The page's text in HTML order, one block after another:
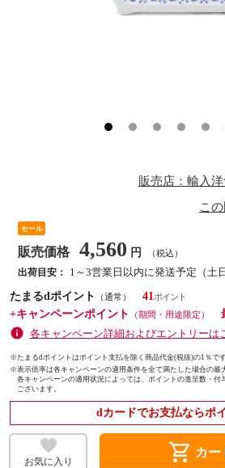
販売店：輸入
こ
セール
販売価格 4,560 円 （税込）
出荷目安：
1～3営業日以内に発送予定（土
たまるdポイント
（通常）
41
+キャンペーンポイント
（期間・用途限定）
各キャンペーン詳細およびエントリーは
※たまるdポイントはポイント支払を除く商品代金(税抜)の1％です
※表示倍率は各キャンペーンの適用条件を全て満たした場合の最
各キャンペーンの適用状況によっては、ポイントの進呈数・
ございます。
dカードでお支払ならポ
お気に入り shopping_cart カー